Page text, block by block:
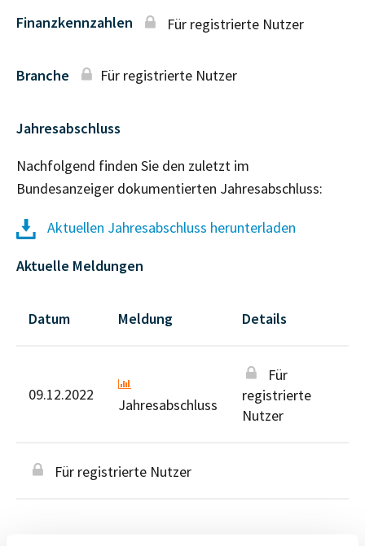
Finanzkennzahlen Für registrierte Nutzer
Branche Für registrierte Nutzer
Jahresabschluss
Nachfolgend finden Sie den zuletzt im
Bundesanzeiger dokumentierten Jahresabschluss:
Aktuellen Jahresabschluss herunterladen
Aktuelle Meldungen
Datum Meldung Details
09.12.2022
Jahresabschluss
Für
registrierte
Nutzer
Für registrierte Nutzer